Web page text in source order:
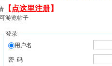
【 点这里注册】
游览帖子
登录
用户名
密 码